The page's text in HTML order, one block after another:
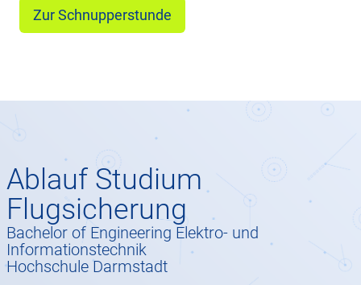
Zur Schnupperstunde
Ablauf Studium
Flugsicherung
Bachelor of Engineering Elektro- und
Informationstechnik
Hochschule Darmstadt